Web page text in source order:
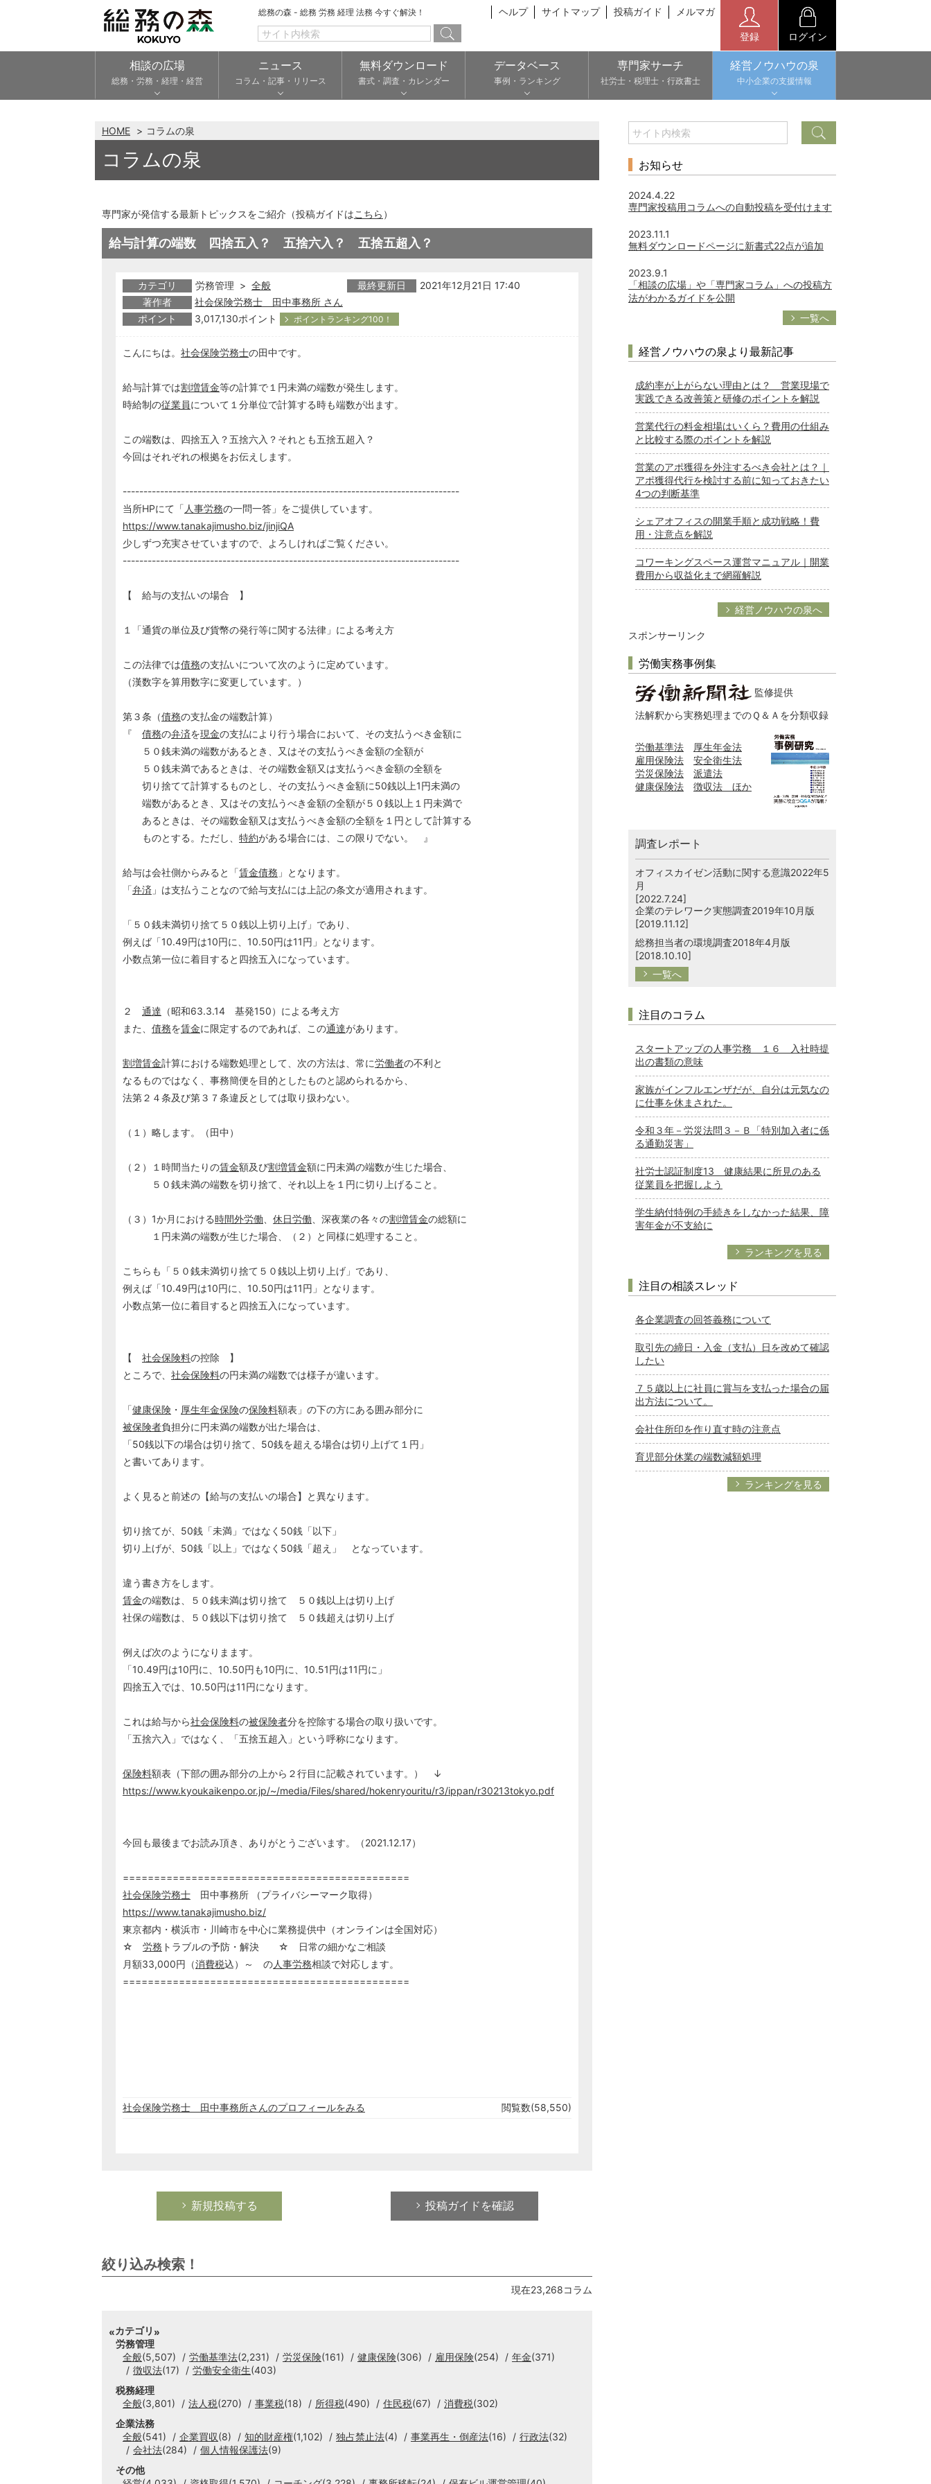
総務の森 - 総務 労務 経理 法務 今すぐ解決！ ヘルプ サイトマップ 投稿ガイド メルマガ
登録 ログイン
相談の広場
総務・労務・経理・経営
ニュース
コラム・記事・リリース
無料ダウンロード
書式・調査・カレンダー
データベース
事例・ランキング
専門家サーチ
社労士・税理士・行政書士
経営ノウハウの泉
中小企業の支援情報
HOME コラムの泉
コラムの泉
専門家が発信する最新トピックスをご紹介（投稿ガイドはこちら ）
給与計算の端数 四捨五入？ 五捨六入？ 五捨五超入？
カテゴリ 労務管理 > 全般 最終更新日
2021年12月21日 17:40
著作者
社会保険労務士 田中事務所 さん
ポイント
3,017,130ポイント ポイントランキング100！
こんにちは。 社会保険労務士の田中です。
給与計算では割増賃金等の計算で１円未満の端数が発生します。
時給制の従業員について１分単位で計算する時も端数が出ます。
この端数は、四捨五入？五捨六入？それとも五捨五超入？
今回はそれぞれの根拠をお伝えします。
---------------------------------------------------------------------------------
当所HPにて「 人事労務の一問一答」をご提供しています。
https://www.tanakajimusho.biz/jinjiQA
少しずつ充実させていますので、よろしければご覧ください。
---------------------------------------------------------------------------------
【 給与の支払いの場合 】
１「通貨の単位及び貨幣の発行等に関する法律」による考え方
この法律では債務の支払いについて次のように定めています。
（漢数字を算用数字に変更しています。）
第３条（債務の支払金の端数計算）
『 債務の弁済を現金の支払により行う場合において、その支払うべき金額に
５０銭未満の端数があるとき、又はその支払うべき金額の全額が
５０銭未満であるときは、その端数金額又は支払うべき金額の全額を
切り捨てて計算するものとし、その支払うべき金額に50銭以上1円未満の
端数があるとき、又はその支払うべき金額の全額が５０銭以上１円未満で
あるときは、その端数金額又は支払うべき金額の全額を１円として計算する
ものとする。ただし、 特約がある場合には、この限りでない。 』
給与は会社側からみると「賃金債務 」となります。
「弁済 」は支払うことなので給与支払には上記の条文が適用されます。
「５０銭未満切り捨て５０銭以上切り上げ」であり、
例えば「10.49円は10円に、10.50円は11円」となります。
小数点第一位に着目すると四捨五入になっています。
２ 通達 （昭和63.3.14 基発150）による考え方
また、 債務を賃金に限定するのであれば、この通達があります。
割増賃金計算における端数処理として、次の方法は、常に労働者の不利と
なるものではなく、事務簡便を目的としたものと認められるから、
法第２４条及び第３７条違反としては取り扱わない。
（１）略します。（田中）
（２）１時間当たりの賃金額及び割増賃金額に円未満の端数が生じた場合、
５０銭未満の端数を切り捨て、それ以上を１円に切り上げること。
（３）1か月における時間外労働 休日労働 、深夜業の各々の割増賃金の総額に
１円未満の端数が生じた場合、（２）と同様に処理すること。
こちらも「５０銭未満切り捨て５０銭以上切り上げ」であり、
例えば「10.49円は10円に、10.50円は11円」となります。
小数点第一位に着目すると四捨五入になっています。
【 社会保険料の控除 】
ところで、 社会保険料の円未満の端数では様子が違います。
「健康保険 ・ 厚生年金保険の保険料額表」の下の方にある囲み部分に
被保険者負担分に円未満の端数が出た場合は、
「50銭以下の場合は切り捨て、50銭を超える場合は切り上げて１円」
と書いてあります。
よく見ると前述の【給与の支払いの場合】と異なります。
切り捨てが、50銭「未満」ではなく50銭「以下」
切り上げが、50銭「以上」ではなく50銭「超え」 となっています。
違う書き方をします。
賃金の端数は、５０銭未満は切り捨て ５０銭以上は切り上げ
社保の端数は、５０銭以下は切り捨て ５０銭超えは切り上げ
例えば次のようになりまます。
「10.49円は10円に、10.50円も10円に、10.51円は11円に」
四捨五入では、10.50円は11円になります。
これは給与から社会保険料の被保険者分を控除する場合の取り扱いです。
「五捨六入」ではなく、「五捨五超入」という呼称になります。
保険料額表（下部の囲み部分の上から２行目に記載されています。） ↓
https://www.kyoukaikenpo.or.jp/~/media/Files/shared/hokenryouritu/r3/ippan/r30213tokyo.pdf
今回も最後までお読み頂き、ありがとうございます。（2021.12.17）
==============================================
社会保険労務士 田中事務所 （プライバシーマーク取得）
https://www.tanakajimusho.biz/
東京都内・横浜市・川崎市を中心に業務提供中（オンラインは全国対応）
☆ 労務 トラブルの予防・解決 ☆ 日常の細かなご相談
月額33,000円（消費税込）～ の人事労務相談で対応します。
==============================================
社会保険労務士 田中事務所さんのプロフィールをみる 閲覧数(58,550)
新規投稿する 投稿ガイドを確認
絞り込み検索！
現在23,268コラム
カテゴリ
労務管理
全般(5,507) 労働基準法(2,231) 労災保険(161) 健康保険(306) 雇用保険(254) 年金(371)
徴収法(17) 労働安全衛生(403)
税務経理
全般(3,801) 法人税(270) 事業税(18) 所得税(490) 住民税(67) 消費税(302)
企業法務
全般(541) 企業買収(8) 知的財産権(1,102) 独占禁止法(4) 事業再生・倒産法(16) 行政法(32)
会社法(284) 個人情報保護法(9)
その他
お知らせ
2024.4.22
専門家投稿用コラムへの自動投稿を受付けます
2023.11.1
無料ダウンロードページに新書式22点が追加
2023.9.1
「相談の広場」や「専門家コラム」への投稿方
法がわかるガイドを公開
一覧へ
経営ノウハウの泉より最新記事
成約率が上がらない理由とは？ 営業現場で
実践できる改善策と研修のポイントを解説
営業代行の料金相場はいくら？費用の仕組み
と比較する際のポイントを解説
営業のアポ獲得を外注するべき会社とは？｜
アポ獲得代行を検討する前に知っておきたい
4つの判断基準
シェアオフィスの開業手順と成功戦略！費
用・注意点を解説
コワーキングスペース運営マニュアル｜開業
費用から収益化まで網羅解説
経営ノウハウの泉へ
スポンサーリンク
労働実務事例集
監修提供
法解釈から実務処理までのＱ＆Ａを分類収録
労働基準法
厚生年金法
雇用保険法
安全衛生法
労災保険法
派遣法
健康保険法
徴収法 ほか
調査レポート
オフィスカイゼン活動に関する意識2022年5
月
[2022.7.24]
企業のテレワーク実態調査2019年10月版
[2019.11.12]
総務担当者の環境調査2018年4月版
[2018.10.10]
一覧へ
注目のコラム
スタートアップの人事労務 １６ 入社時提
出の書類の意味
家族がインフルエンザだが、自分は元気なの
に仕事を休まされた。
令和３年－労災法問３－Ｂ「特別加入者に係
る通勤災害」
社労士認証制度13 健康結果に所見のある
従業員を把握しよう
学生納付特例の手続きをしなかった結果、障
害年金が不支給に
ランキングを見る
注目の相談スレッド
各企業調査の回答義務について
取引先の締日・入金（支払）日を改めて確認
したい
７５歳以上に社員に賞与を支払った場合の届
出方法について。
会社住所印を作り直す時の注意点
育児部分休業の端数減額処理
ランキングを見る